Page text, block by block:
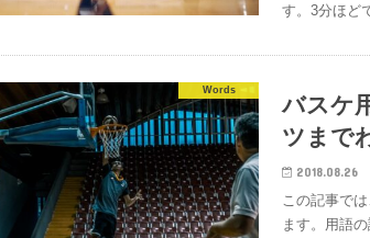
す。3分ほど
Words
バスケ
ツまで
2018.08.26
この記事で
ます。用語